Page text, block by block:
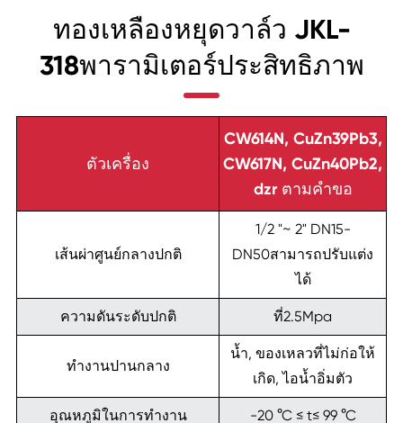
ทองเหลืองหยุดวาล์ว JKL-
318พารามิเตอร์ประสิทธิภาพ
ตัวเครื่อง
CW614N, CuZn39Pb3,
CW617N, CuZn40Pb2,
dzr ตามคำขอ
เส้นผ่าศูนย์กลางปกติ
1/2 "~ 2" DN15-
DN50สามารถปรับแต่ง
ได้
ความดันระดับปกติ ที่2.5Mpa
ทำงานปานกลาง
น้ำ, ของเหลวที่ไม่ก่อให้
เกิด, ไอน้ำอิ่มตัว
อุณหภูมิในการทำงาน -20 °C ≤ t≤ 99 °C